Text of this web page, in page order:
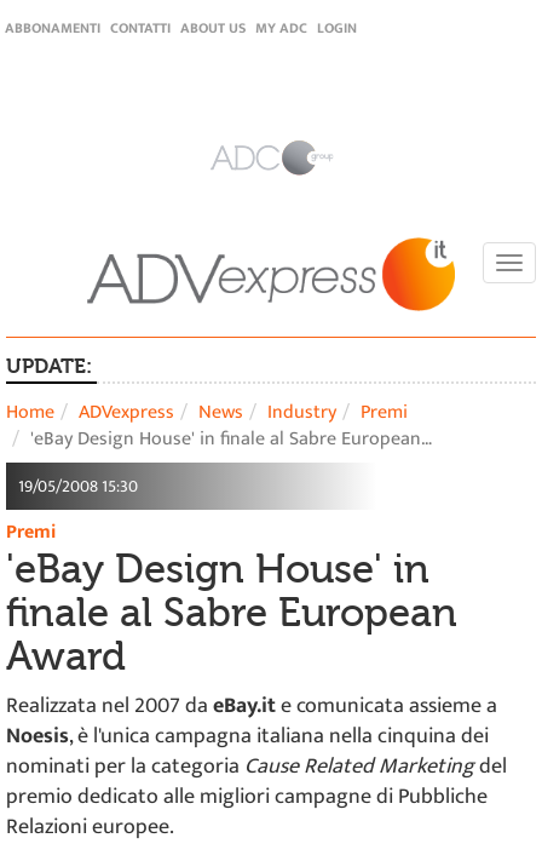
ABBONAMENTI CONTATTI ABOUT US MY ADC LOGIN
UPDATE:
Home ADVexpress News Industry
Premi
'eBay Design House' in finale al Sabre European…
19/05/2008 15:30
Premi
'eBay Design House' in
finale al Sabre European
Award
Realizzata nel 2007 daeBay.ite comunicata assieme a
Noesis, è l'unica campagna italiana nella cinquina dei
nominati per la categoria Cause Related Marketingdel
premio dedicato alle migliori campagne di Pubbliche
Relazioni europee.